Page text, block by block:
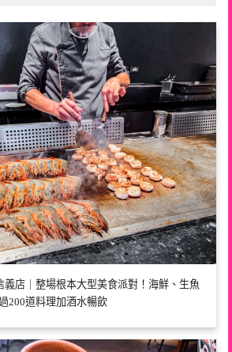
義店｜整場根本大型美食派對！海鮮、生魚
200道料理加酒水暢飲